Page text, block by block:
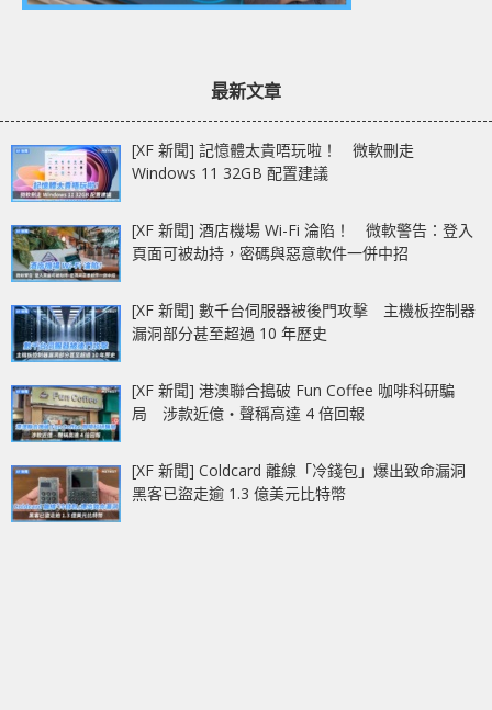
最新文章
[XF 新聞] 記憶體太貴唔玩啦！ 微軟刪走
Windows 11 32GB 配置建議
[XF 新聞] 酒店機場 Wi-Fi 淪陷！ 微軟警告：登入
頁面可被劫持，密碼與惡意軟件一併中招
[XF 新聞] 數千台伺服器被後門攻擊 主機板控制器
漏洞部分甚至超過 10 年歷史
[XF 新聞] 港澳聯合搗破 Fun Coffee 咖啡科研騙
局 涉款近億‧聲稱高達 4 倍回報
[XF 新聞] Coldcard 離線「冷錢包」爆出致命漏洞
黑客已盜走逾 1.3 億美元比特幣